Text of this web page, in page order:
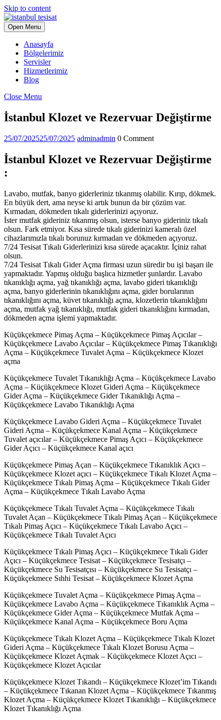
Skip to content
Open Menu
Anasayfa
Bölgelerimiz
Servisler
Hizmetlerimiz
Blog
Close Menu
İstanbul Klozet ve Rezervuar Değiştirme
25/07/202525/07/2025 adminadmin 0 Comment
İstanbul Klozet ve Rezervuar Değiştirme
:
Lavabo, mutfak, banyo giderleriniz tıkanmış olabilir. Kırıp, dökmek.
En büyük dert, ama neyse ki artık bunun da bir çözüm var.
Kırmadan, dökmeden tıkalı giderlerinizi açıyoruz.
İster mutfak gideriniz tıkanmış olsun, isterse banyo gideriniz tıkalı
olsun. Fark etmiyor. Kısa sürede tıkalı giderinizi kameralı özel
cihazlarımızla tıkalı borunuz kırmadan ve dökmeden açıyoruz.
7/24 Tesisat Tıkalı Giderlerinizi kısa sürede açacaktır. İçiniz rahat
olsun.
7/24 Tesisat Tıkalı Gider Açma firması uzun süredir bu işi başarı ile
yapmaktadır. Yapmış olduğu başlıca hizmetler şunlardır. Lavabo
tıkanıklığı açma, yağ tıkanıklığı açma, lavabo gideri tıkanıklığı
açma, banyo giderlerinin tıkanıklığını açma, gider borularının
tıkanıklığını açma, küvet tıkanıklığı açma, klozetlerin tıkanıklığını
açma, mutfak yağ tıkanıklığı, mutfak gideri tıkanıklığını kırmadan,
dökmeden açma işlemi yapmaktadır.
Küçükçekmece Pimaş Açma – Küçükçekmece Pimaş Açıcılar –
Küçükçekmece Lavabo Açıcılar – Küçükçekmece Pimaş Tıkanıklığı
Açma – Küçükçekmece Tuvalet Açma – Küçükçekmece Klozet
açma
Küçükçekmece Tuvalet Tıkanıklığı Açma – Küçükçekmece Lavabo
Açma – Küçükçekmece Klozet Gideri Açma – Küçükçekmece
Gider Açma – Küçükçekmece Gider Tıkanıklığı Açma –
Küçükçekmece Lavabo Tıkanıklığı Açma
Küçükçekmece Lavabo Gideri Açma – Küçükçekmece Tuvalet
Gideri Açma – Küçükçekmece Kanal Açma – Küçükçekmece
Tuvalet açıcılar – Küçükçekmece Pimaş Açıcı – Küçükçekmece
Gider Açıcı – Küçükçekmece Kanal açıcı
Küçükçekmece Pimaş Açan – Küçükçekmece Tıkanıklık Açıcı –
Küçükçekmece Klozet açıcı – Küçükçekmece Tıkalı Klozet Açma –
Küçükçekmece Tıkalı Pimaş Açma – Küçükçekmece Tıkalı Gider
Açma – Küçükçekmece Tıkalı Lavabo Açma
Küçükçekmece Tıkalı Tuvalet Açma – Küçükçekmece Tıkalı
Tuvalet Açan – Küçükçekmece Tıkalı Pimaş Açan – Küçükçekmece
Tıkalı Pimaş Açıcı – Küçükçekmece Tıkalı Lavabo Açıcı –
Küçükçekmece Tıkalı Tuvalet Açıcı
Küçükçekmece Tıkalı Pimaş Açıcı – Küçükçekmece Tıkalı Gider
Açıcı – Küçükçekmece Tesisat – Küçükçekmece Tesisatçı –
Küçükçekmece Su Tesisatçısı – Küçükçekmece Su Tesisatçı –
Küçükçekmece Sıhhi Tesisat – Küçükçekmece Klozet Açma
Küçükçekmece Tuvalet Açma – Küçükçekmece Pimaş Açma –
Küçükçekmece Lavabo Açma – Küçükçekmece Tıkanıklık Açma –
Küçükçekmece Gider Açma – Küçükçekmece Mutfak Açma –
Küçükçekmece Kanal Açma – Küçükçekmece Boru Açma
Küçükçekmece Tıkalı Klozet Açma – Küçükçekmece Tıkalı Klozet
Gideri Açma – Küçükçekmece Tıkalı Klozet Borusu Açma –
Küçükçekmece Klozet Açmak – Küçükçekmece Klozet Açıcı –
Küçükçekmece Klozet Açıcılar
Küçükçekmece Klozet Tıkandı – Küçükçekmece Klozet’im Tıkandı
– Küçükçekmece Tıkanan Klozet Açma – Küçükçekmece Tıkanmış
Klozet Açma – Küçükçekmece Klozet Tıkanıklığı – Küçükçekmece
Klozet Tıkanıklığı Açma